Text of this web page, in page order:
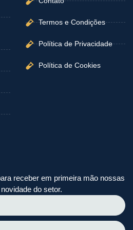
Termos e Condições
Política de Privacidade
Política de Cookies
receber em primeira mão nossas
do setor.